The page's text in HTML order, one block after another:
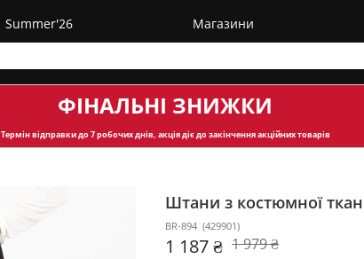
Summer'26 Магазини
ФІНАЛЬНІ ЗНИЖКИ
Термін відправкидо 7 робочих днів, акція діє до закінчення акційних товарів
Штани з костюмної
BR-894 (429901)
1 187 ₴ 1 979 ₴